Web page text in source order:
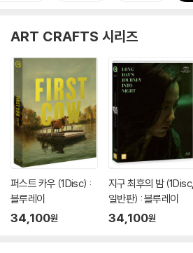
ART CRAFTS 시리즈
퍼스트 카우 (1Disc) :
블루레이
34,100원
지구 최후의 밤 (1Disc,
일반판) : 블루레이
34,100원